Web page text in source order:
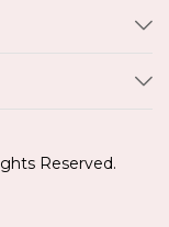
Reserved.